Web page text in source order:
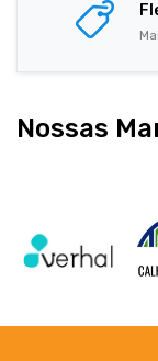
Nossas